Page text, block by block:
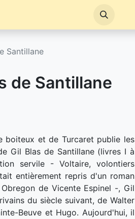
Santillane
de Santillane
boiteux et de Turcaret publie les
Gil Blas de Santillane (livres I à
servile - Voltaire, volontiers
entièrement repris d'un roman
de Vicente Espinel -, Gil
du siècle suivant, de Walter
Beuve et Hugo. Aujourd'hui, il